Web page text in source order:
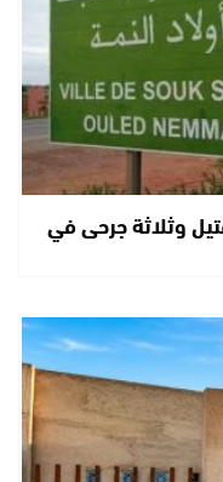
وثلاثة جرحى في